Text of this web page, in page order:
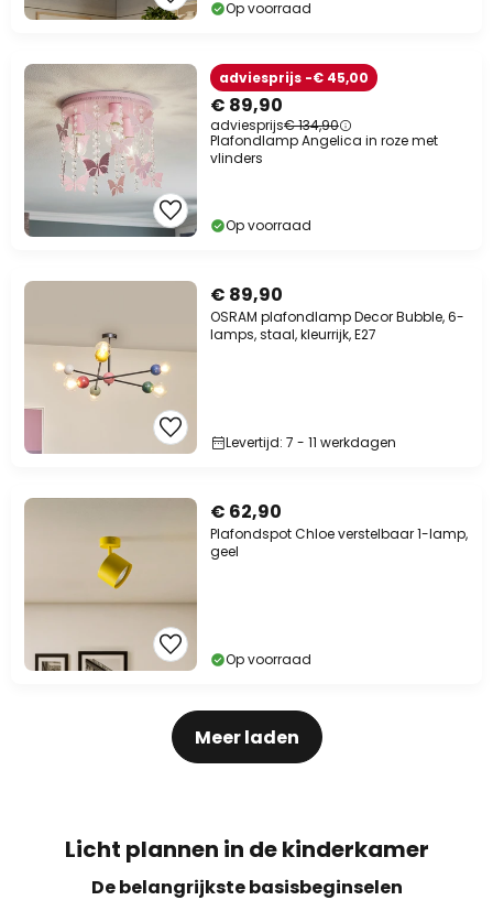
Op voorraad
€ 89,90
adviesprijs€ 134,90
adviesprijs -€ 45,00
Plafondlamp Angelica in roze met
vlinders
Op voorraad
€ 89,90
OSRAM plafondlamp Decor Bubble, 6-
lamps, staal, kleurrijk, E27
Levertijd: 7 - 11 werkdagen
€ 62,90
Plafondspot Chloe verstelbaar 1-lamp,
geel
Op voorraad
Meer laden
Licht plannen in de kinderkamer
De belangrijkste basisbeginselen